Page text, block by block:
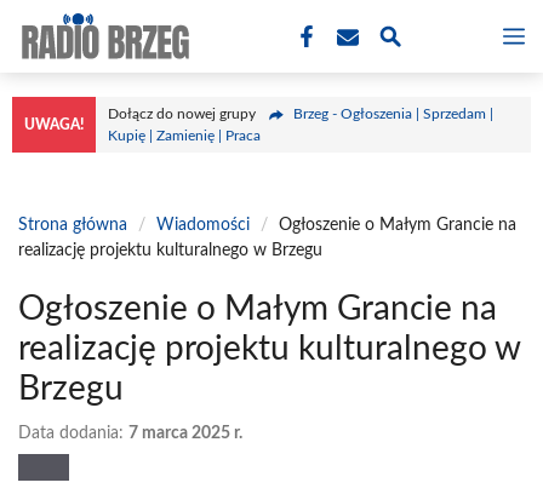
treści
UWAGA!
Dołącz do nowej grupy
Brzeg - Ogłoszenia | Sprzedam |
Kupię | Zamienię | Praca
Strona główna / Wiadomości /
Ogłoszenie o Małym Grancie na
realizację projektu kulturalnego w Brzegu
Ogłoszenie o Małym Grancie na
realizację projektu kulturalnego w
Brzegu
Data dodania: 7 marca 2025 r.